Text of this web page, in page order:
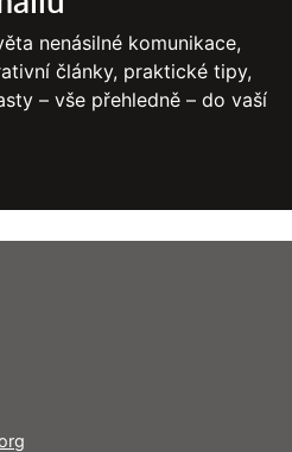
nenásilné komunikace,
články, praktické tipy,
– vše přehledně – do vaší